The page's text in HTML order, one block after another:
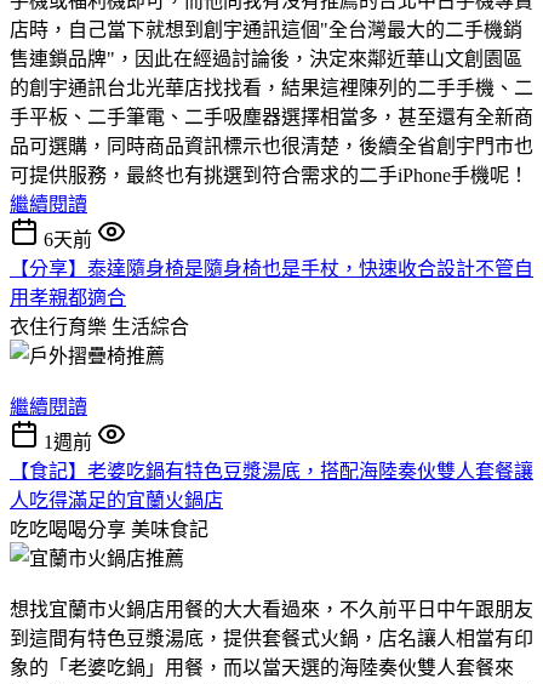
店時，自己當下就想到創宇通訊這個"全台灣最大的二手機銷
售連鎖品牌"，因此在經過討論後，決定來鄰近華山文創園區
的創宇通訊台北光華店找找看，結果這裡陳列的二手手機、二
手平板、二手筆電、二手吸塵器選擇相當多，甚至還有全新商
品可選購，同時商品資訊標示也很清楚，後續全省創宇門市也
可提供服務，最終也有挑選到符合需求的二手iPhone手機呢！
繼續閱讀
6天前
【分享】泰達隨身椅是隨身椅也是手杖，快速收合設計不管自
用孝親都適合
衣住行育樂 生活綜合
繼續閱讀
1週前
【食記】老婆吃鍋有特色豆漿湯底，搭配海陸奏伙雙人套餐讓
人吃得滿足的宜蘭火鍋店
吃吃喝喝分享 美味食記
想找宜蘭市火鍋店用餐的大大看過來，不久前平日中午跟朋友
到這間有特色豆漿湯底，提供套餐式火鍋，店名讓人相當有印
象的「老婆吃鍋」用餐，而以當天選的海陸奏伙雙人套餐來